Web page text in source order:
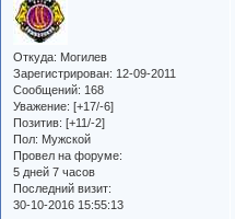
Откуда: Могилев
Зарегистрирован: 12-09-2011
Сообщений: 168
Уважение: [+17/-6]
Позитив: [+11/-2]
Пол: Мужской
Провел на форуме:
5 дней 7 часов
Последний визит:
30-10-2016 15:55:13